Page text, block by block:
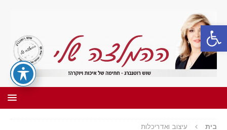
פתח סרגל נגישות
בית עיצוב ואדריכלות